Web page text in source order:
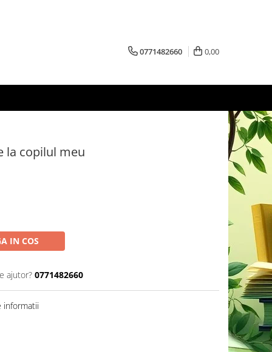
0771482660 0,00
la copilul meu
IN COS
ajutor? 0771482660
informatii